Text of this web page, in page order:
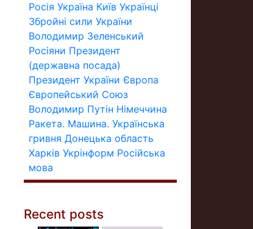
Росія Україна Київ Українці
Збройні сили України
Володимир Зеленський
Росіяни Президент
(державна посада)
Президент України Європа
Європейський Союз
Володимир Путін Німеччина
Ракета. Машина. Українська
гривня Донецька область
Харків Укрінформ Російська
мова
Recent posts